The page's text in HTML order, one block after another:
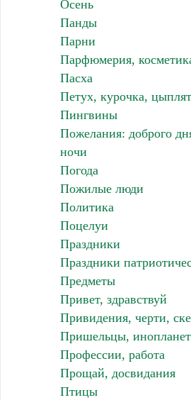
Осень
Панды
Парни
Парфюмерия,
Пасха
Петух, курочка,
Пингвины
Пожелания: доброго
ночи
Погода
Пожилые люди
Политика
Поцелуи
Праздники
Праздники
Предметы
Привет, здравствуй
Привидения, черти,
Пришельцы,
Профессии, работа
Прощай, досвидания
Птицы